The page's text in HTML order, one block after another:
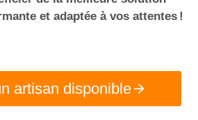
et adaptée à vos attentes !
artisan disponible